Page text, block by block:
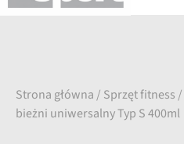
Strona główna / Sprzęt fitness /
bieżni uniwersalny Typ S 400ml